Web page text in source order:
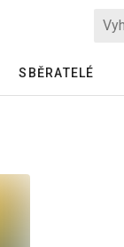
SBĚRATELÉ